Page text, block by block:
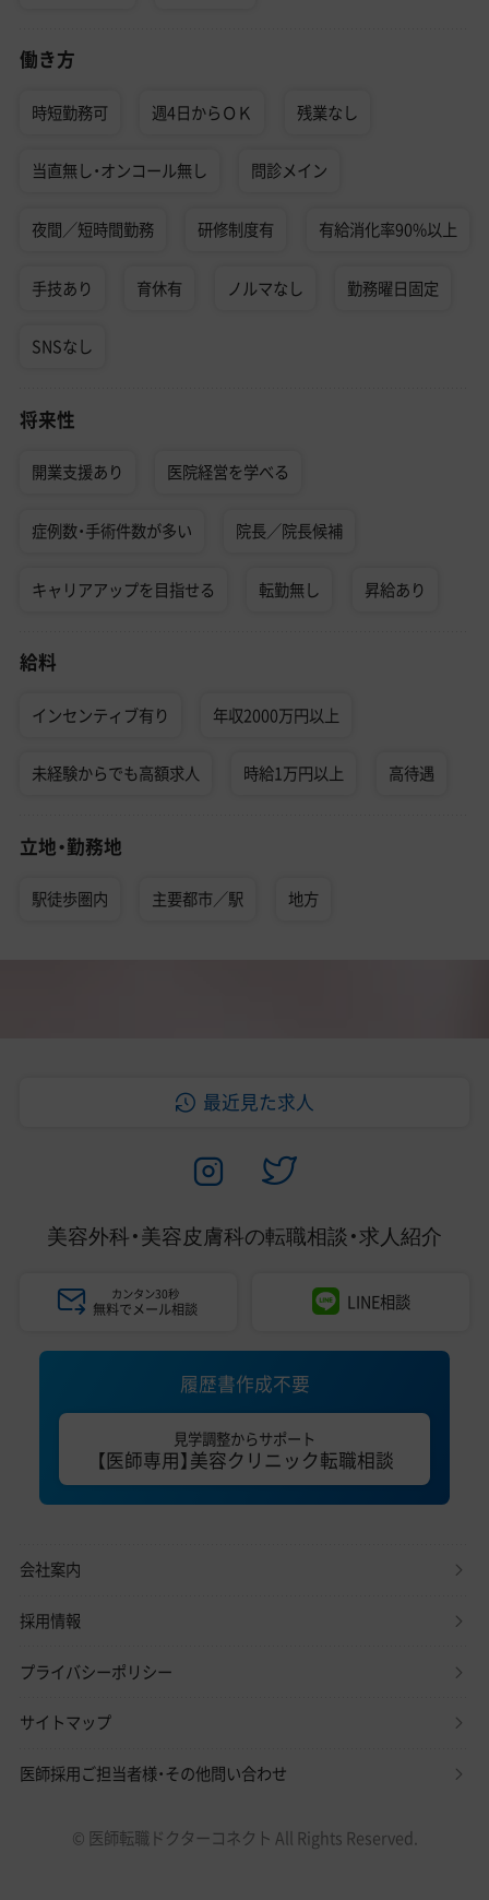
働き方
時短勤務可 週4日からＯＫ 残業なし
当直無し・オンコール無し 問診メイン
夜間／短時間勤務 研修制度有 有給消化率90%以上
手技あり 育休有 ノルマなし 勤務曜日固定
SNSなし
将来性
開業支援あり 医院経営を学べる
症例数・手術件数が多い 院長／院長候補
キャリアアップを目指せる 転勤無し 昇給あり
給料
インセンティブ有り 年収2000万円以上
未経験からでも高額求人 時給1万円以上 高待遇
立地・勤務地
駅徒歩圏内 主要都市／駅 地方
最近見た求人
美容外科・美容皮膚科の転職相談・求人紹介
カンタン30秒
無料でメール相談 LINE相談
履歴書作成不要
見学調整からサポート
【医師専用】美容クリニック転職相談
会社案内
採用情報
プライバシーポリシー
サイトマップ
医師採用ご担当者様・その他問い合わせ
© 医師転職ドクターコネクト All Rights Reserved.